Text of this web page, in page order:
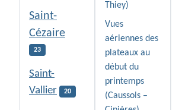
Saint-
Cézaire
23
Saint-
Vallier
20
Thiey)
Vues
aériennes des
plateaux au
début du
printemps
(Caussols –